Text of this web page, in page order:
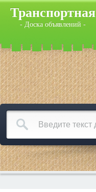
Транспортная
- Доска объявлений -